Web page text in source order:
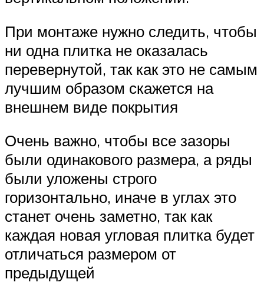
При монтаже нужно следить, чтобы
ни одна плитка не оказалась
перевернутой, так как это не самым
лучшим образом скажется на
внешнем виде покрытия
Очень важно, чтобы все зазоры
были одинакового размера, а ряды
были уложены строго
горизонтально, иначе в углах это
станет очень заметно, так как
каждая новая угловая плитка будет
отличаться размером от
предыдущей